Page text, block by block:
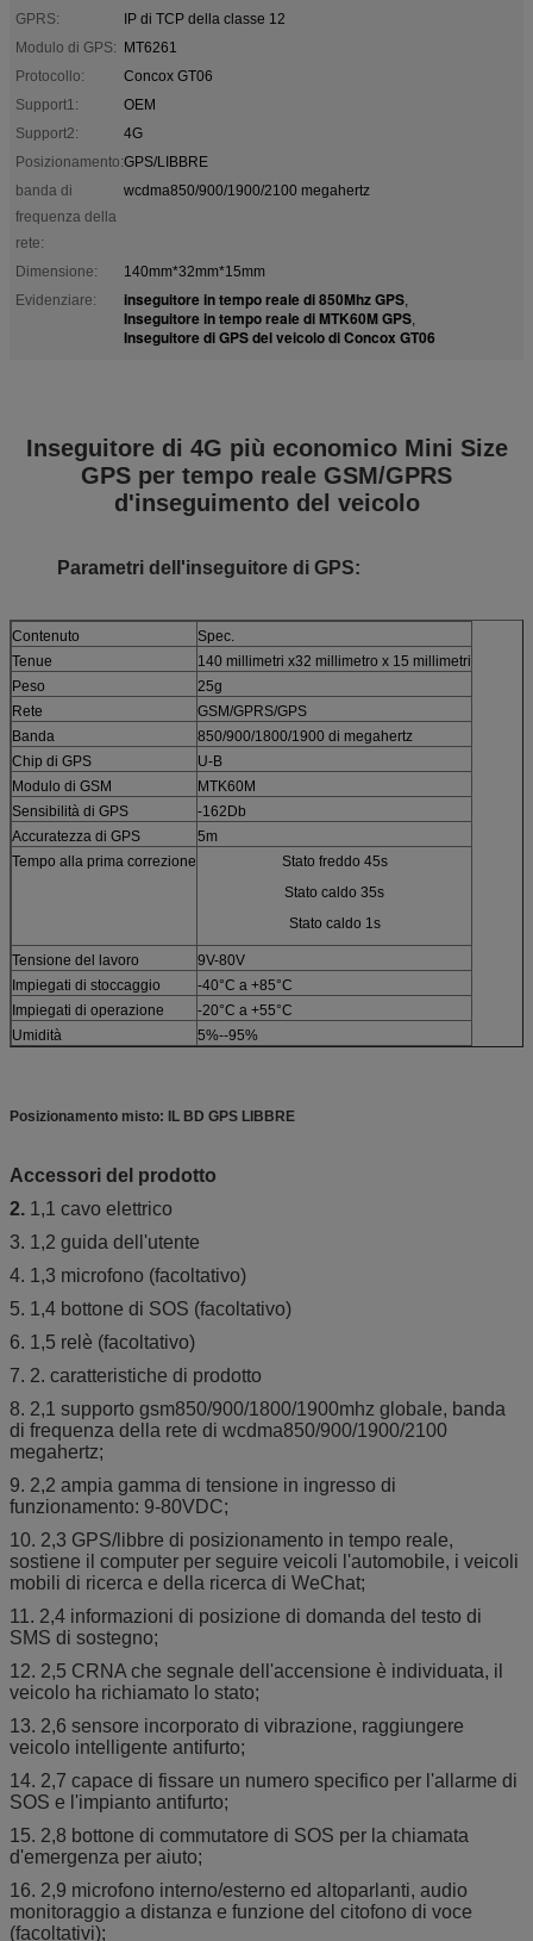
GPRS:
IP di TCP della classe 12
Modulo di GPS: MT6261
Protocollo:
Concox GT06
Support1:
OEM
Support2:
4G
Posizionamento:GPS/LIBBRE
banda di
frequenza della
rete:
wcdma850/900/1900/2100 megahertz
Dimensione:
140mm*32mm*15mm
Evidenziare:
inseguitore in tempo reale di 850Mhz GPS,
Inseguitore in tempo reale di MTK60M GPS,
Inseguitore di GPS del veicolo di Concox GT06
Inseguitore di 4G più economico Mini Size
GPS per tempo reale GSM/GPRS
d'inseguimento del veicolo
Parametri dell'inseguitore di GPS:
Contenuto
Spec.
Tenue
140 millimetri x32 millimetro x 15 millimetri
Peso
25g
Rete
GSM/GPRS/GPS
Banda
850/900/1800/1900 di megahertz
Chip di GPS
U-B
Modulo di GSM
MTK60M
Sensibilità di GPS
-162Db
Accuratezza di GPS
5m
Tempo alla prima correzione
Stato freddo 45s
Stato caldo 35s
Stato caldo 1s
Tensione del lavoro
9V-80V
Impiegati di stoccaggio
-40°C a +85°C
Impiegati di operazione
-20°C a +55°C
Umidità
5%--95%
Posizionamento misto: IL BD GPS LIBBRE
Accessori del prodotto
2. 1,1 cavo elettrico
3. 1,2 guida dell'utente
4. 1,3 microfono (facoltativo)
5. 1,4 bottone di SOS (facoltativo)
6. 1,5 relè (facoltativo)
7. 2. caratteristiche di prodotto
8. 2,1 supporto gsm850/900/1800/1900mhz globale, banda
di frequenza della rete di wcdma850/900/1900/2100
megahertz;
9. 2,2 ampia gamma di tensione in ingresso di
funzionamento: 9-80VDC;
10. 2,3 GPS/libbre di posizionamento in tempo reale,
sostiene il computer per seguire veicoli l'automobile, i veicoli
mobili di ricerca e della ricerca di WeChat;
11. 2,4 informazioni di posizione di domanda del testo di
SMS di sostegno;
12. 2,5 CRNA che segnale dell'accensione è individuata, il
veicolo ha richiamato lo stato;
13. 2,6 sensore incorporato di vibrazione, raggiungere
veicolo intelligente antifurto;
14. 2,7 capace di fissare un numero specifico per l'allarme di
SOS e l'impianto antifurto;
15. 2,8 bottone di commutatore di SOS per la chiamata
d'emergenza per aiuto;
16. 2,9 microfono interno/esterno ed altoparlanti, audio
monitoraggio a distanza e funzione del citofono di voce
(facoltativi);